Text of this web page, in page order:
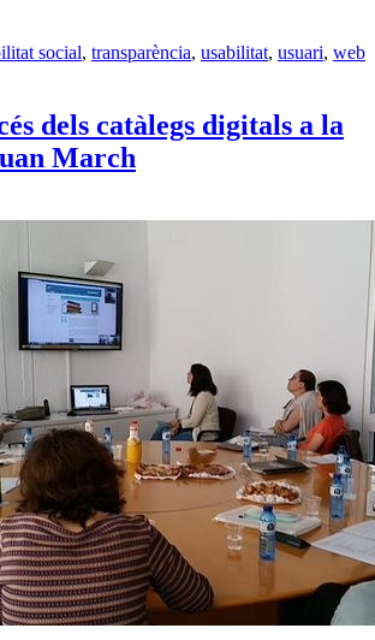
social, transparència, usabilitat, usuari, web
dels catàlegs digitals a la
March